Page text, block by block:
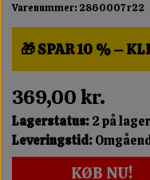
Varenummer: 2860007 r22
🎁 SPAR 10 % –
369,00 kr.
Lagerstatus:2 på lager
Leveringstid:
KØB NU!